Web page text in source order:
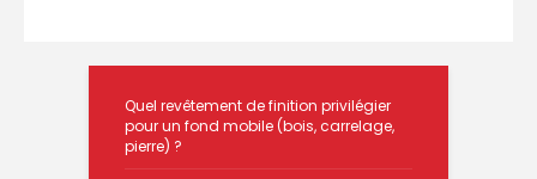
Quel revêtement de finition privilégier
pour un fond mobile (bois, carrelage,
pierre) ?